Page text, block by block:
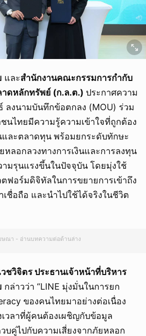
และสำนักงานคณะกรรมการกำกับ
ดหลักทรัพย์ (ก.ล.ต.) ประกาศความ
ลงนามบันทึกข้อตกลง (MOU) ร่วม
ชนไทยมีความรู้ความเข้าใจที่ถูกต้อง
และตลาดทุน พร้อมยกระดับทักษะ
หลอกลวงทางการเงินและการลงทุน
มรุนแรงขึ้นในปัจจุบัน โดยมุ่งใช้
ฟอร์มดิจิทัลในการขยายการเข้าถึง
ชื่อถือ และนำไปใช้ได้จริงในชีวิต
ษณา - อ่านบทความต่อด้านล่าง
ชวิจิตร ประธานเจ้าหน้าที่บริหาร
กล่าวว่า “LINE มุ่งมั่นในการยก
ของคนไทยมาอย่างต่อเนื่อง
เวลาที่ผู้คนต้องเผชิญกับข้อมูล
บคู่ไปกับความเสี่ยงจากภัยหลอก